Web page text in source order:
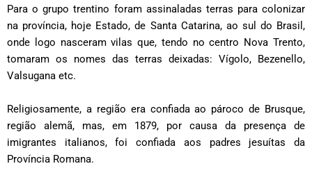
Para o grupo trentino foram assinaladas terras para colonizar
na província, hoje Estado, de Santa Catarina, ao sul do Brasil,
onde logo nasceram vilas que, tendo no centro Nova Trento,
tomaram os nomes das terras deixadas: Vígolo, Bezenello,
Valsugana etc.
Religiosamente, a região era confiada ao pároco de Brusque,
região alemã, mas, em 1879, por causa da presença de
imigrantes italianos, foi confiada aos padres jesuítas da
Província Romana.